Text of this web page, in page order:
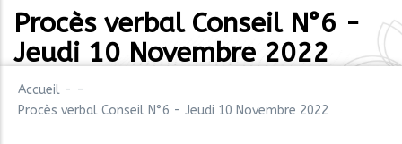
Procès verbal Conseil N°6 -
Jeudi 10 Novembre 2022
Accueil - -
Procès verbal Conseil N°6 - Jeudi 10 Novembre 2022